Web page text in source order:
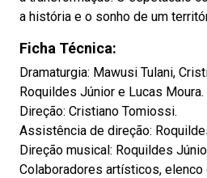
a história e o sonho de um
Ficha Técnica:
Dramaturgia: Mawusi Tulani,
Roquildes Júnior e Lucas Moura.
Direção: Cristiano Tomiossi.
Assistência de direção:
Direção musical: Roquildes
Colaboradores artísticos, elenco